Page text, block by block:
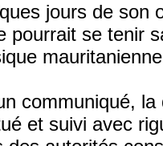
jours de son
pourrait se tenir
communiqué,
et suivi avec